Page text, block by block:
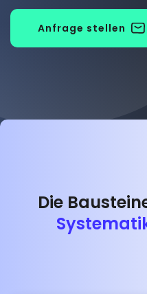
Anfrage stellen
Die